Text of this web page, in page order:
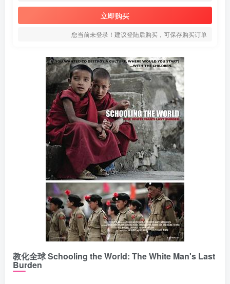
立即购买
您当前未登录！建议登陆后购买，可保存购买订单
教化全球 Schooling the World: The White Man's Last
Burden